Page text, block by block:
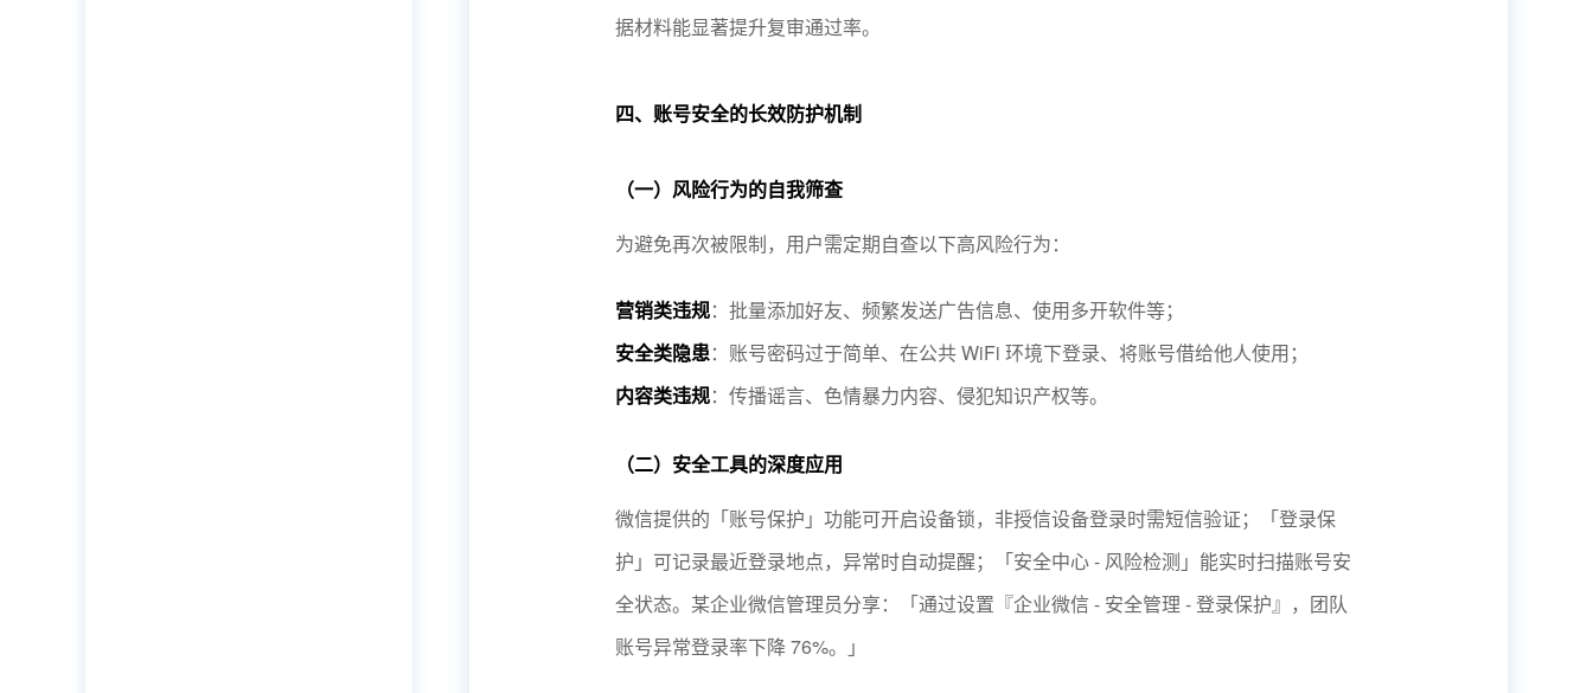
据材料能显著提升复审通过率。
四、账号安全的长效防护机制
（一）风险行为的自我筛查
为避免再次被限制，用户需定期自查以下高风险行为：
营销类违规：批量添加好友、频繁发送广告信息、使用多开软件等；
安全类隐患：账号密码过于简单、在公共 WiFi 环境下登录、将账号借给他人使用；
内容类违规：传播谣言、色情暴力内容、侵犯知识产权等。
（二）安全工具的深度应用
微信提供的「账号保护」功能可开启设备锁，非授信设备登录时需短信验证；「登录保
护」可记录最近登录地点，异常时自动提醒；「安全中心 - 风险检测」能实时扫描账号安
全状态。某企业微信管理员分享：「通过设置『企业微信 - 安全管理 - 登录保护』，团队
账号异常登录率下降 76%。」